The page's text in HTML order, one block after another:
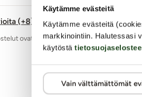
Käytämme evästeitä
Käytämme evästeitä
markkinointiin. Halutessasi
käytöstä
Vain välttämättömät
(+8)
ovat aitoja ja oikeiden asiakkaiden